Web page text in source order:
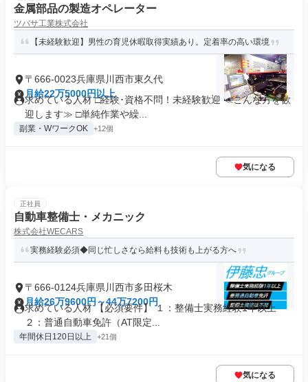
金属部品の製造オペレーター
ツバサ工業株式会社
【未経験歓迎】男性の育児休暇取得実績あり。定着率の高い環境
〒666-0023兵庫県川西市東久代
月給22万5000円以上
求めている人材 □経験･資格不問！未経験歓迎 ≪こんな方を歓
迎します≫ □単純作業や繰...
副業・WワークOK +12個
気になる
正社員
自動車整備士・メカニック
株式会社WECARS
実務経験必須◆同じ忙しさなら給料も技術も上がる方へ
〒666-0124兵庫県川西市多田桜木
月給26万9600円～44万7200円
求めている人材 【必須要件】 １：整備士実務経験1年以上
２：普通自動車免許（AT限定...
年間休日120日以上 +21個
気になる